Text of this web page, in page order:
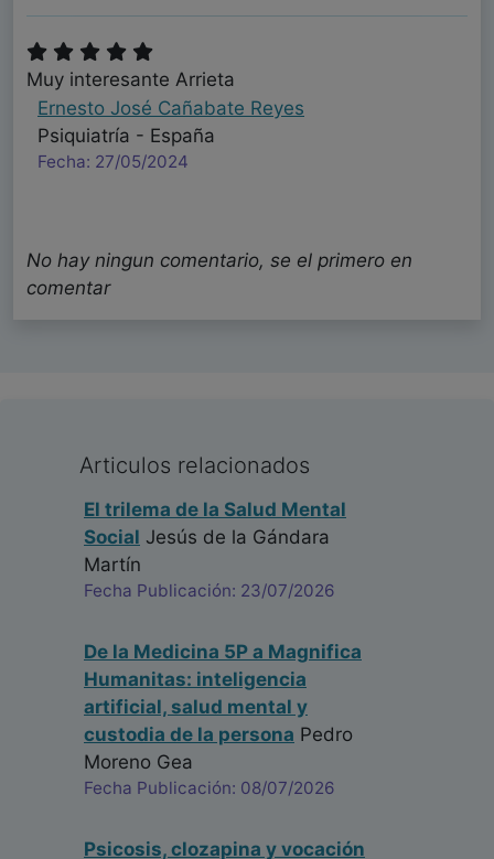
Muy interesante Arrieta
Ernesto José Cañabate Reyes
Psiquiatría - España
Fecha: 27/05/2024
No hay ningun comentario, se el primero en
comentar
Articulos relacionados
El trilema de la Salud Mental
Social Jesús de la Gándara
Martín
Fecha Publicación: 23/07/2026
De la Medicina 5P a Magnifica
Humanitas: inteligencia
artificial, salud mental y
custodia de la persona Pedro
Moreno Gea
Fecha Publicación: 08/07/2026
Psicosis, clozapina y vocación